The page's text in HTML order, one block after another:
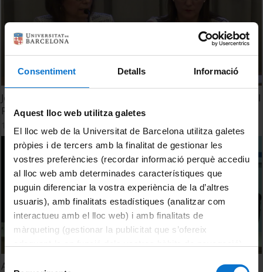
Consentiment Detalls Informació
Aquest lloc web utilitza galetes
El lloc web de la Universitat de Barcelona utilitza galetes
pròpies i de tercers amb la finalitat de gestionar les
vostres preferències (recordar informació perquè accediu
al lloc web amb determinades característiques que
puguin diferenciar la vostra experiència de la d’altres
usuaris), amb finalitats estadístiques (analitzar com
interactueu amb el lloc web) i amb finalitats de
màrqueting (gestionar la publicitat que s’ofereix
Selecció
Jornada de Formació: Entendre's en el laberint després del
RD 822/2021 i la LOSU
14 June, 2023
Acte d'inauguració de l'exposició 100 anys del